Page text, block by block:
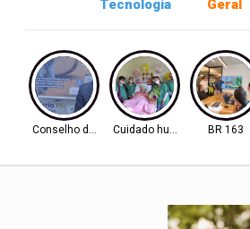
Tecnologia Geral
Conselho de InovaçãoCuidado humanizadoBR 163